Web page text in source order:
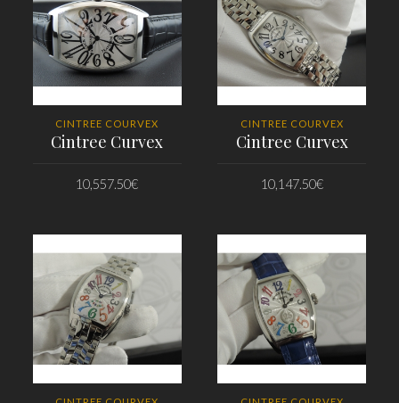
CINTREE COURVEX
Cintree Curvex
10,557.50€
CINTREE COURVEX
Cintree Curvex
10,147.50€